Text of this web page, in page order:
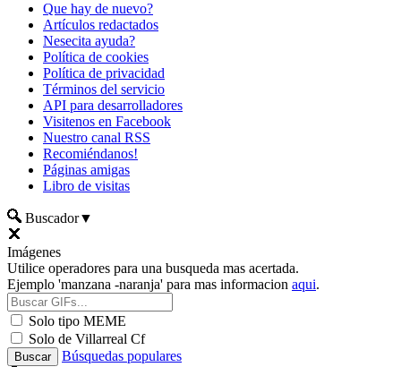
Que hay de nuevo?
Artículos redactados
Nesecita ayuda?
Política de cookies
Política de privacidad
Términos del servicio
API para desarrolladores
Visitenos en Facebook
Nuestro canal RSS
Recomiéndanos!
Páginas amigas
Libro de visitas
Buscador▼
Imágenes
Utilice operadores para una busqueda mas acertada.
Ejemplo 'manzana -naranja' para mas informacion aqui.
Solo tipo MEME
Solo de Villarreal Cf
Búsquedas populares